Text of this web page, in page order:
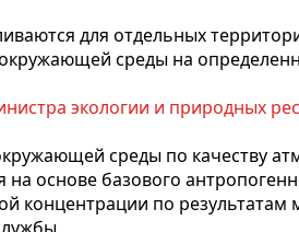
для отдельных
среды на
экологии и природных
среды по качеству
основе базового
концентрации по